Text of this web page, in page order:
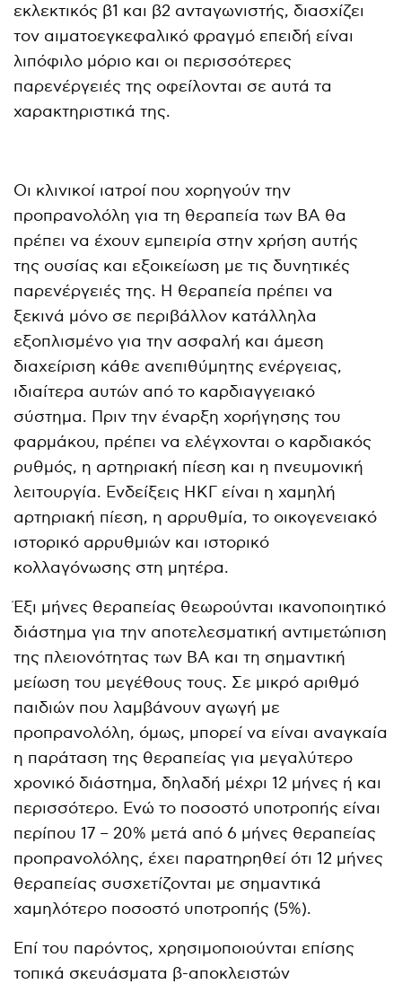
εκλεκτικός β1 και β2 ανταγωνιστής, διασχίζει
τον αιματοεγκεφαλικό φραγμό επειδή είναι
λιπόφιλο μόριο και οι περισσότερες
παρενέργειές της οφείλονται σε αυτά τα
χαρακτηριστικά της.
Οι κλινικοί ιατροί που χορηγούν την
προπρανολόλη για τη θεραπεία των ΒΑ θα
πρέπει να έχουν εμπειρία στην χρήση αυτής
της ουσίας και εξοικείωση με τις δυνητικές
παρενέργειές της. Η θεραπεία πρέπει να
ξεκινά μόνο σε περιβάλλον κατάλληλα
εξοπλισμένο για την ασφαλή και άμεση
διαχείριση κάθε ανεπιθύμητης ενέργειας,
ιδιαίτερα αυτών από το καρδιαγγειακό
σύστημα. Πριν την έναρξη χορήγησης του
φαρμάκου, πρέπει να ελέγχονται ο καρδιακός
ρυθμός, η αρτηριακή πίεση και η πνευμονική
λειτουργία. Ενδείξεις ΗΚΓ είναι η χαμηλή
αρτηριακή πίεση, η αρρυθμία, το οικογενειακό
ιστορικό αρρυθμιών και ιστορικό
κολλαγόνωσης στη μητέρα.
Έξι μήνες θεραπείας θεωρούνται ικανοποιητικό
διάστημα για την αποτελεσματική αντιμετώπιση
της πλειονότητας των ΒΑ και τη σημαντική
μείωση του μεγέθους τους. Σε μικρό αριθμό
παιδιών που λαμβάνουν αγωγή με
προπρανολόλη, όμως, μπορεί να είναι αναγκαία
η παράταση της θεραπείας για μεγαλύτερο
χρονικό διάστημα, δηλαδή μέχρι 12 μήνες ή και
περισσότερο. Ενώ το ποσοστό υποτροπής είναι
περίπου 17 – 20% μετά από 6 μήνες θεραπείας
προπρανολόλης, έχει παρατηρηθεί ότι 12 μήνες
θεραπείας συσχετίζονται με σημαντικά
χαμηλότερο ποσοστό υποτροπής (5%).
Επί του παρόντος, χρησιμοποιούνται επίσης
τοπικά σκευάσματα β-αποκλειστών